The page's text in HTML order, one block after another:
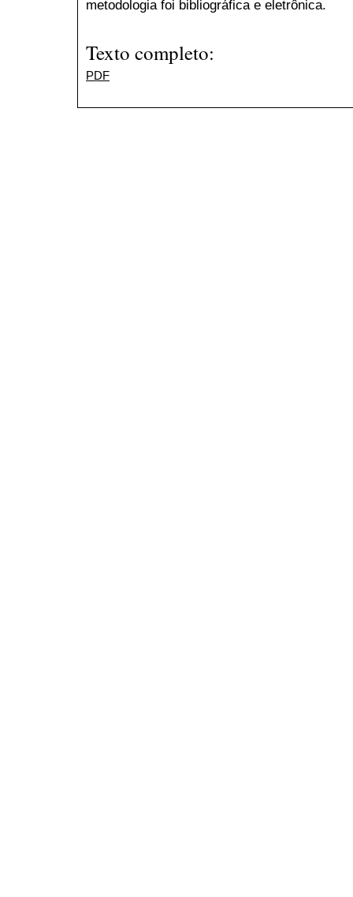
metodologia foi bibliográfica e eletrônica.
Texto completo:
PDF